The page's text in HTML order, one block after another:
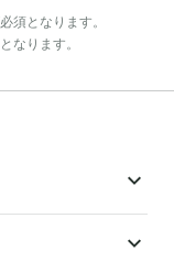
となります。
ります。